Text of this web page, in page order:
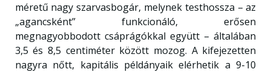
méretű nagy szarvasbogár, melynek testhossza – az
„agancsként” funkcionáló, erősen
megnagyobbodott csáprágókkal együtt – általában
3,5 és 8,5 centiméter között mozog. A kifejezetten
nagyra nőtt, kapitális példányaik elérhetik a 9-10